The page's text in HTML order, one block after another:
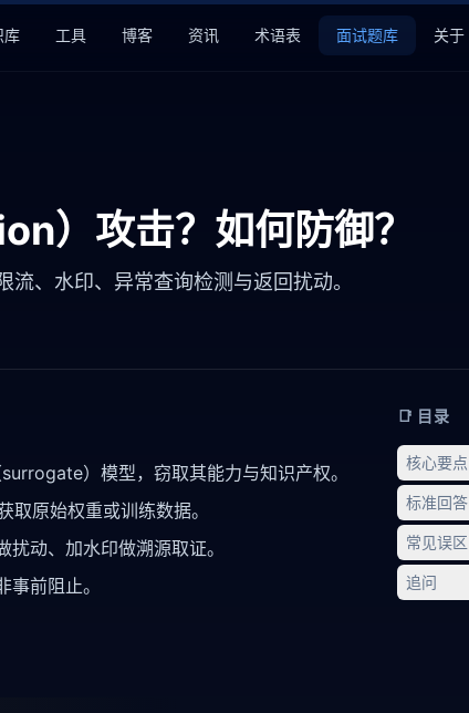
库 工具 博客 资讯 术语表 面试题库 关于
）攻击？如何防御？
、水印、异常查询检测与返回扰动。
）模型，窃取其能力与知识产权。
原始权重或训练数据。
动、加水印做溯源取证。
前阻止。
📑 目录
核心要点
标准回答
常见误区
追问